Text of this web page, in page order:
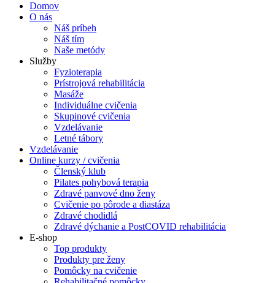
Domov
O nás
Náš príbeh
Náš tím
Naše metódy
Služby
Fyzioterapia
Prístrojová rehabilitácia
Masáže
Individuálne cvičenia
Skupinové cvičenia
Vzdelávanie
Letné tábory
Vzdelávanie
Online kurzy / cvičenia
Členský klub
Pilates pohybová terapia
Zdravé panvové dno ženy
Cvičenie po pôrode a diastáza
Zdravé chodidlá
Zdravé dýchanie a PostCOVID rehabilitácia
E-shop
Top produkty
Produkty pre ženy
Pomôcky na cvičenie